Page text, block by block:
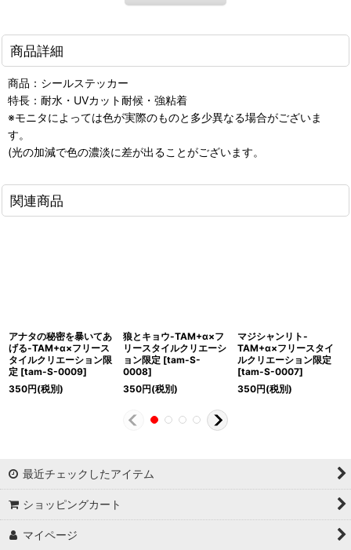
商品詳細
商品：シールステッカー
特長：耐水・UVカット耐候・強粘着
※モニタによっては色が実際のものと多少異なる場合がございま
す。
(光の加減で色の濃淡に差が出ることがございます。
関連商品
アナタの秘密を暴いてあ
げる-TAM+α×フリース
タイルクリエーション限
定 [tam-S-0009]
350円(税別)
狼とキョウ-TAM+α×フ
リースタイルクリエーシ
ョン限定 [tam-S-
0008]
350円(税別)
マジシャンリト-
TAM+α×フリースタイ
ルクリエーション限定
[tam-S-0007]
350円(税別)
最近チェックしたアイテム
ショッピングカート
マイページ